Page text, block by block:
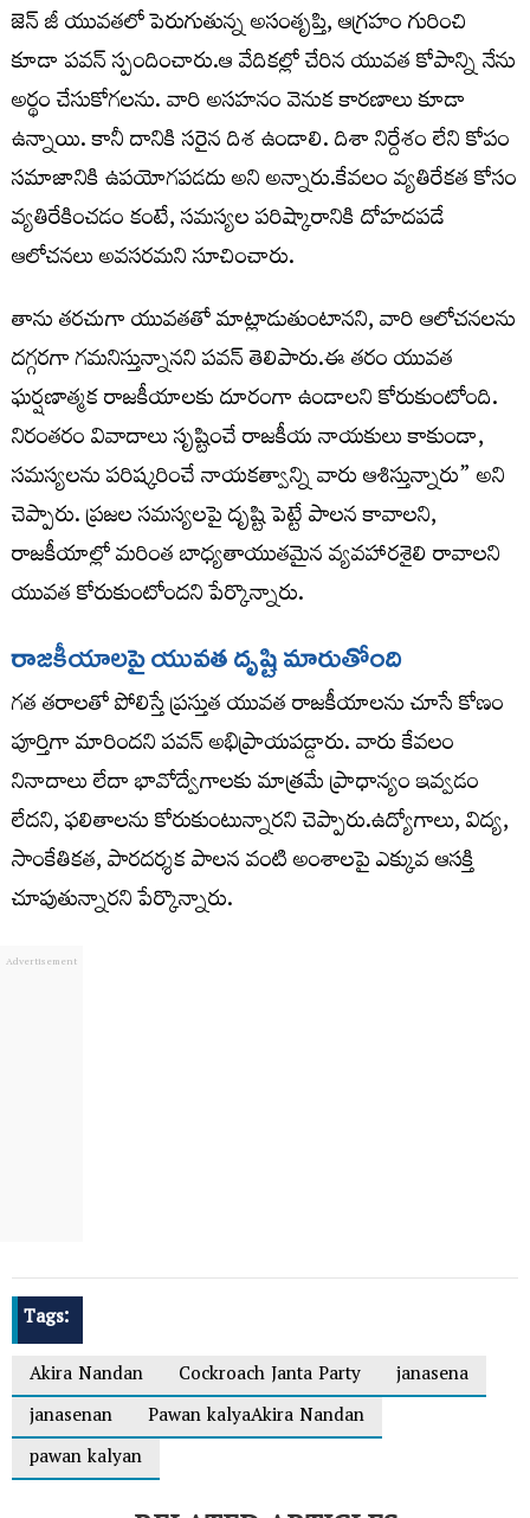
జెన్ జీ యువతలో పెరుగుతున్న అసంతృప్తి, ఆగ్రహం గురించి
కూడా పవన్ స్పందించారు.ఆ వేదికల్లో చేరిన యువత కోపాన్ని నేను
అర్థం చేసుకోగలను. వారి అసహనం వెనుక కారణాలు కూడా
ఉన్నాయి. కానీ దానికి సరైన దిశ ఉండాలి. దిశా నిర్దేశం లేని కోపం
సమాజానికి ఉపయోగపడదు అని అన్నారు.కేవలం వ్యతిరేకత కోసం
వ్యతిరేకించడం కంటే, సమస్యల పరిష్కారానికి దోహదపడే
ఆలోచనలు అవసరమని సూచించారు.
తాను తరచుగా యువతతో మాట్లాడుతుంటానని, వారి ఆలోచనలను
దగ్గరగా గమనిస్తున్నానని పవన్ తెలిపారు.ఈ తరం యువత
ఘర్షణాత్మక రాజకీయాలకు దూరంగా ఉండాలని కోరుకుంటోంది.
నిరంతరం వివాదాలు సృష్టించే రాజకీయ నాయకులు కాకుండా,
సమస్యలను పరిష్కరించే నాయకత్వాన్ని వారు ఆశిస్తున్నారు” అని
చెప్పారు. ప్రజల సమస్యలపై దృష్టి పెట్టే పాలన కావాలని,
రాజకీయాల్లో మరింత బాధ్యతాయుతమైన వ్యవహారశైలి రావాలని
యువత కోరుకుంటోందని పేర్కొన్నారు.
రాజకీయాలపై యువత దృష్టి మారుతోంది
గత తరాలతో పోలిస్తే ప్రస్తుత యువత రాజకీయాలను చూసే కోణం
పూర్తిగా మారిందని పవన్ అభిప్రాయపడ్డారు. వారు కేవలం
నినాదాలు లేదా భావోద్వేగాలకు మాత్రమే ప్రాధాన్యం ఇవ్వడం
లేదని, ఫలితాలను కోరుకుంటున్నారని చెప్పారు.ఉద్యోగాలు, విద్య,
సాంకేతికత, పారదర్శక పాలన వంటి అంశాలపై ఎక్కువ ఆసక్తి
చూపుతున్నారని పేర్కొన్నారు.
Tags:
Akira Nandan
Cockroach Janta Party
janasena
janasenan
Pawan kalyaAkira Nandan
pawan kalyan